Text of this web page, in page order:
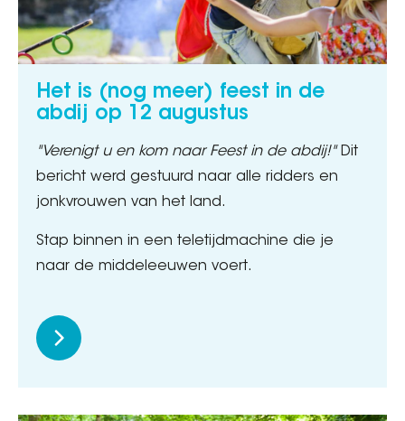
Het is (nog meer) feest in de
abdij op 12 augustus
"Verenigt u en kom naar Feest in de abdij!"Dit
bericht werd gestuurd naar alle ridders en
jonkvrouwen van het land.
Stap binnen in een teletijdmachine die je
naar de middeleeuwen voert.